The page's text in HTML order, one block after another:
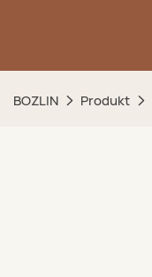
BOZLIN Produkt